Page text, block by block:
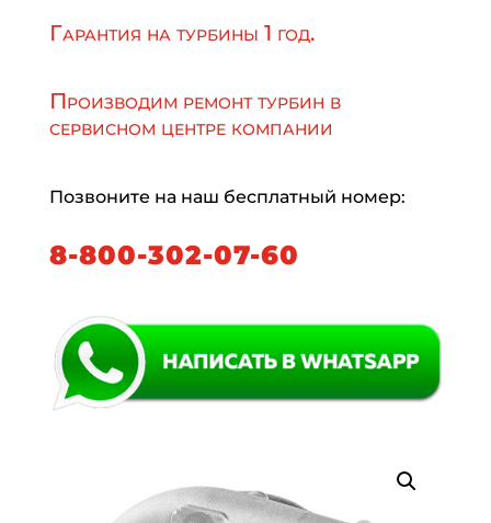
Гарантия на турбины 1 год.
Производим ремонт турбин в
сервисном центре компании
Позвоните на наш бесплатный номер:
8-800-302-07-60